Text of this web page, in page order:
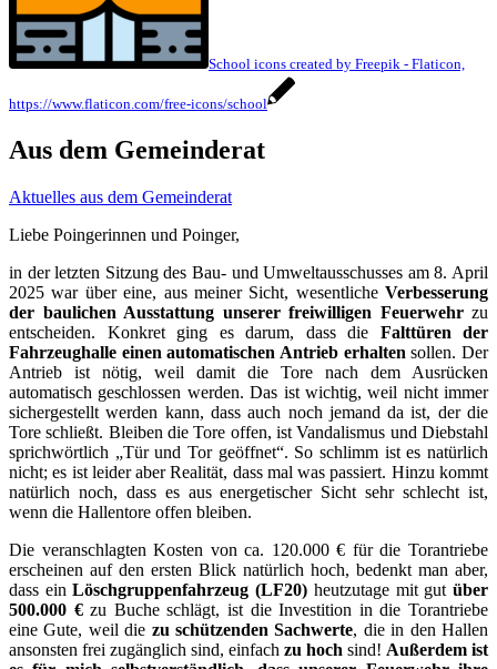
School icons created by Freepik - Flaticon,
https://www.flaticon.com/free-icons/school
Aus dem Gemeinderat
Aktuelles aus dem Gemeinderat
Liebe Poingerinnen und Poinger,
in der letzten Sitzung des Bau- und Umweltausschusses am 8. April
2025 war über eine, aus meiner Sicht, wesentliche Verbesserung
der baulichen Ausstattung unserer freiwilligen Feuerwehrzu
entscheiden. Konkret ging es darum, dass die Falttüren der
Fahrzeughalle einen automatischen Antrieb erhalten sollen. Der
Antrieb ist nötig, weil damit die Tore nach dem Ausrücken
automatisch geschlossen werden. Das ist wichtig, weil nicht immer
sichergestellt werden kann, dass auch noch jemand da ist, der die
Tore schließt. Bleiben die Tore offen, ist Vandalismus und Diebstahl
sprichwörtlich „Tür und Tor geöffnet“. So schlimm ist es natürlich
nicht; es ist leider aber Realität, dass mal was passiert. Hinzu kommt
natürlich noch, dass es aus energetischer Sicht sehr schlecht ist,
wenn die Hallentore offen bleiben.
Die veranschlagten Kosten von ca. 120.000 € für die Torantriebe
erscheinen auf den ersten Blick natürlich hoch, bedenkt man aber,
dass einLöschgruppenfahrzeug (LF20) heutzutage mit gutüber
500.000 €zu Buche schlägt, ist die Investition in die Torantriebe
eine Gute, weil die zu schützenden Sachwerte, die in den Hallen
ansonsten frei zugänglich sind, einfach zu hoch sind! Außerdem ist